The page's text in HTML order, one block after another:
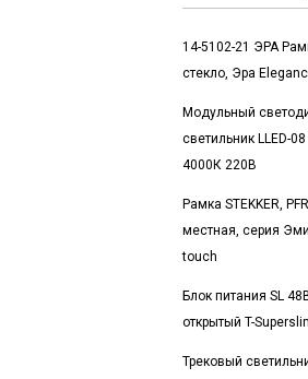
14-5102-21 ЭРА
стекло, Эра
Модульный
светильник LLED-
4000К 220В
Рамка STEKKER,
местная, серия
touch
Блок питания SL
открытый T-
Трековый